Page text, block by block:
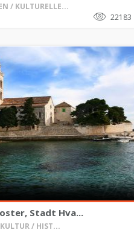
/ KULTURELLE...
22183
Stadt Hva...
/ HIST...